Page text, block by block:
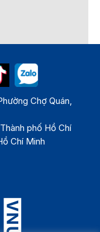
Chợ Quán,
phố Hồ Chí
Chí Minh